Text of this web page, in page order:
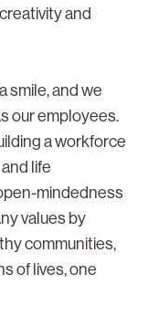
and
smile, and we
our employees.
a workforce
life
mindedness
values by
communities,
of lives, one